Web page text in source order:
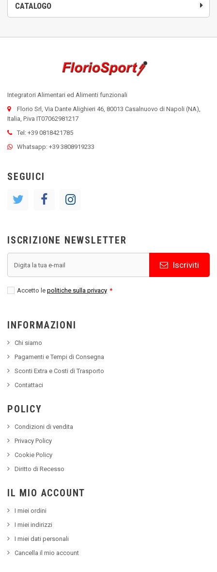
CATALOGO
Integratori Alimentari ed Alimenti funzionali
Florio Srl, Via Dante Alighieri 46, 80013 Casalnuovo di Napoli (NA),
Italia, P.iva IT07062981217
Tel: +39 0818421785
Whatsapp: +39 3808919233
SEGUICI
ISCRIZIONE NEWSLETTER
Iscriviti
Accetto le politiche sulla privacy *
INFORMAZIONI
Chi siamo
Pagamenti e Tempi di Consegna
Sconti Extra e Costi di Trasporto
Contattaci
POLICY
Condizioni di vendita
Privacy Policy
Cookie Policy
Diritto di Recesso
IL MIO ACCOUNT
I miei ordini
I miei indirizzi
I miei dati personali
Cancella il mio account